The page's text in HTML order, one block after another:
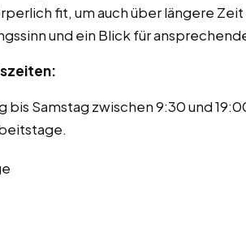
fit, um auch über längere
und ein Blick für
bis Samstag zwischen 9:30 und